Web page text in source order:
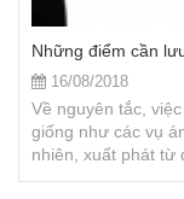
Những điểm cần
mại16/08/2018
Về nguyên tắc,
giống như các vụ
nhiên, xuất phát từ
mà việc thụ lí giải